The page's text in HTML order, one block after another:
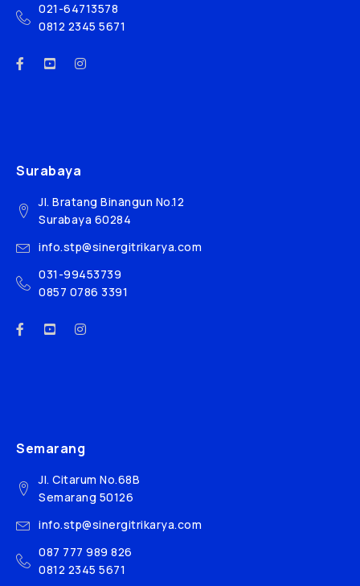
021-64713578
0812 2345 5671
Surabaya
Jl. Bratang Binangun No.12
Surabaya 60284
info.stp@sinergitrikarya.com
031-99453739
0857 0786 3391
Semarang
Jl. Citarum No.68B
Semarang 50126
info.stp@sinergitrikarya.com
087 777 989 826
0812 2345 5671